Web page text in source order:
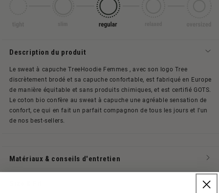
Description du produit
Le sweat à capuche TreeHoodie Femmes , avec son logo Tree
discrètement brodé et sa capuche confortable, est fabriqué en Europe
de manière équitable et sans produits chimiques, et est certifié GOTS.
Le coton bio confère au sweat à capuche une agréable sensation de
confort, ce qui en fait un parfait compagnon de tous les jours et l'un
de nos best-sellers.
Matériaux & conseils d'entretien